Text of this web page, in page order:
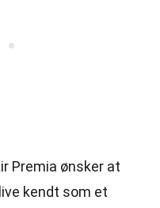
Premia ønsker at
kendt som et